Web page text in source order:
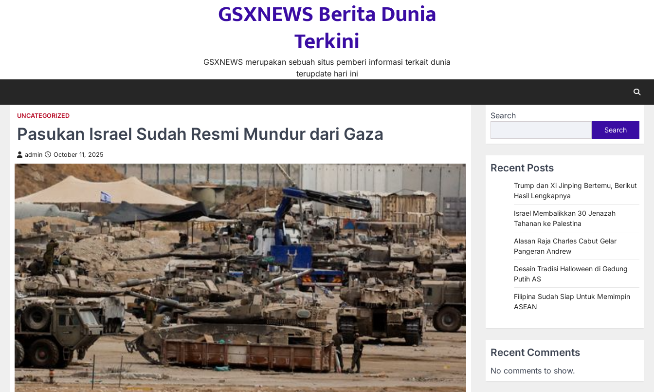
GSXNEWS Berita Dunia
Terkini
GSXNEWS merupakan sebuah situs pemberi informasi terkait dunia
terupdate hari ini
UNCATEGORIZED
Pasukan Israel Sudah Resmi Mundur dari Gaza
admin October 11, 2025
Search
Search
Recent Posts
Trump dan Xi Jinping Bertemu, Berikut
Hasil Lengkapnya
Israel Membalikkan 30 Jenazah
Tahanan ke Palestina
Alasan Raja Charles Cabut Gelar
Pangeran Andrew
Desain Tradisi Halloween di Gedung
Putih AS
Filipina Sudah Siap Untuk Memimpin
ASEAN
Recent Comments
No comments to show.